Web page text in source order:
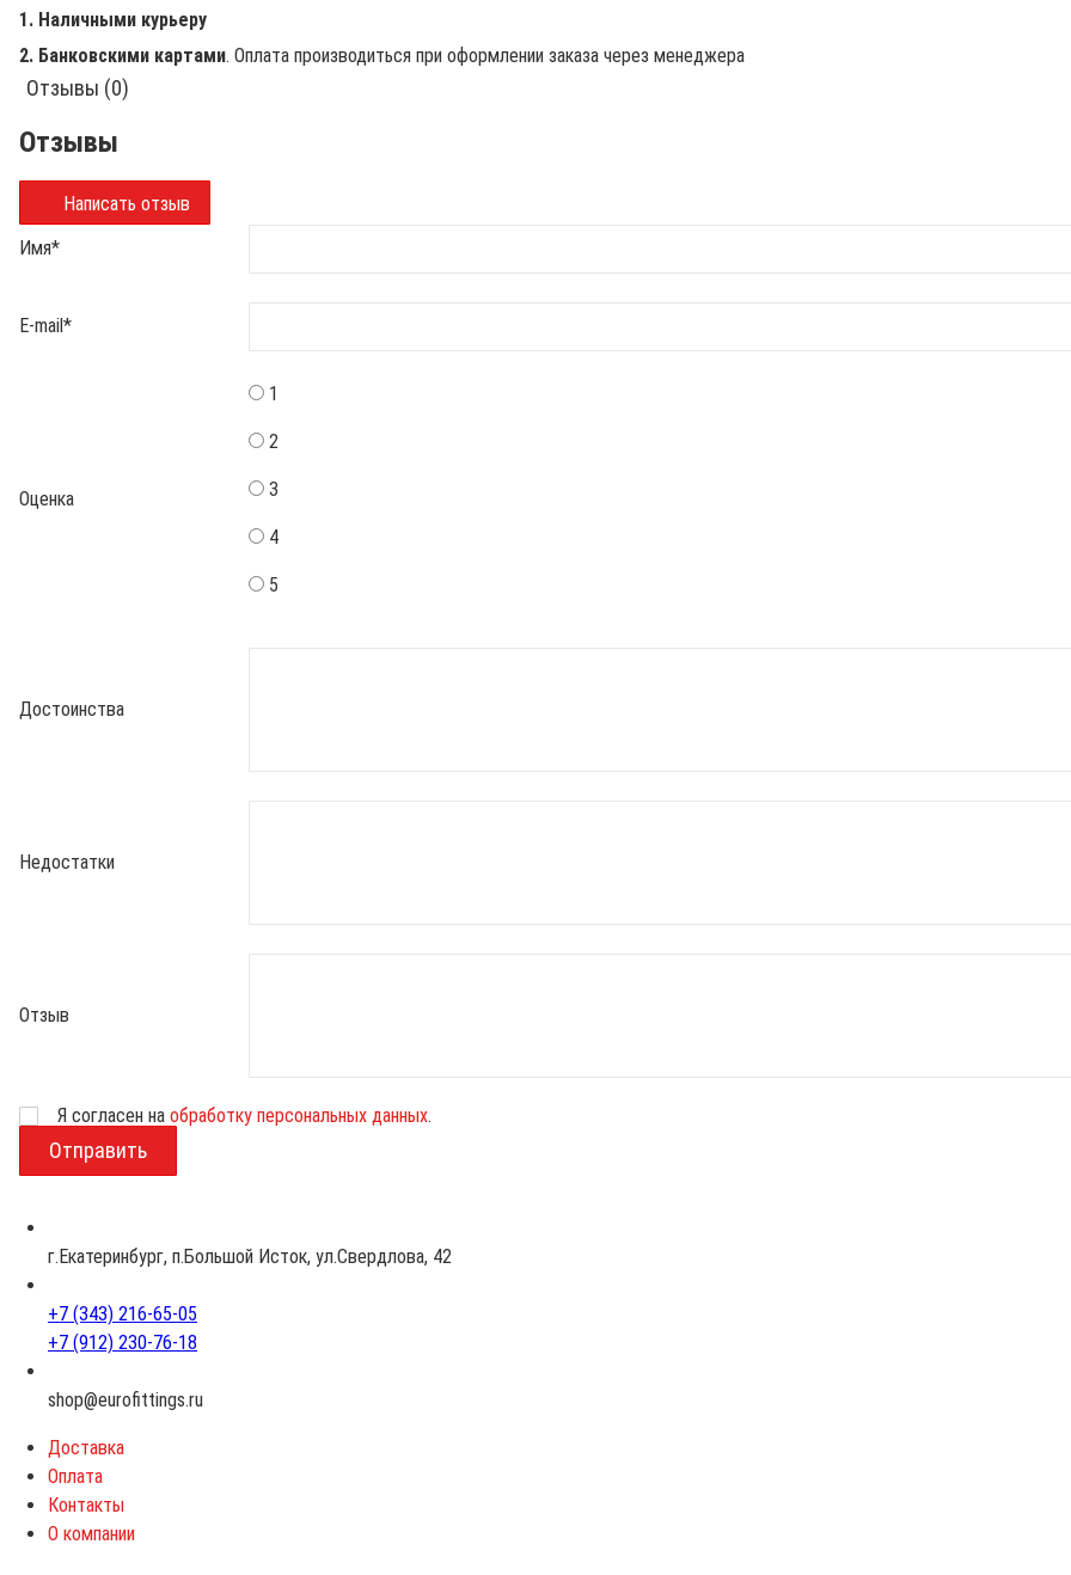
1. Наличными курьеру
2. Банковскими картами. Оплата производиться при оформлении заказа через менеджера
Отзывы (0)
Отзывы
Написать отзыв
Имя*
E-mail *
Оценка
1
2
3
4
5
Достоинства
Недостатки
Отзыв
ВозрастЯ согласен на обработку персональных данных.
г.Екатеринбург, п.Большой Исток, ул.Свердлова, 42
+7 (343) 216-65-05
+7 (912) 230-76-18
shop@eurofittings.ru
Доставка
Оплата
Контакты
О компании